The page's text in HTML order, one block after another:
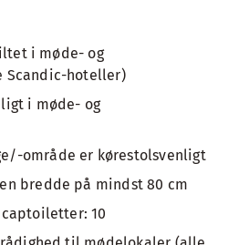
i møde- og
Scandic-hoteller)
i møde- og
område er kørestolsvenligt
bredde på mindst 80 cm
10